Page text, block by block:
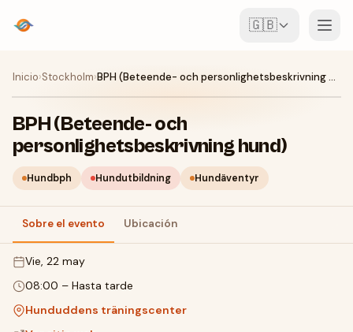
🇬🇧
Eventos
Mapa
Lugares
Para organizadores
Crear evento
Inicio›Stockholm› BPH (Beteende- och personlighetsbeskrivning hund)
BPH (Beteende- och
personlighetsbeskrivning hund)
Hundbph Hundutbildning Hundäventyr
Sobre el evento Ubicación
vie, 22 may
08:00 – Hasta tarde
Hunduddens träningscenter